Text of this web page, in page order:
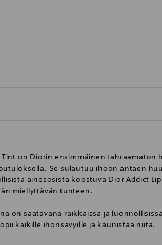
Tint on Diorin ensimmäinen
Se sulautuu ihoon antaen
ainesosista koostuva Dior Addict
miellyttävän tunteen.
on saatavana raikkaissa ja
kaikille ihonsävyille ja kaunistaa niitä.